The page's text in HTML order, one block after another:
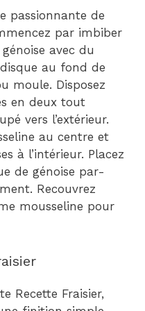
passionnante de
par imbiber
avec du
au fond de
moule. Disposez
en deux tout
vers l’extérieur.
au centre et
à l’intérieur. Placez
de génoise par-
Recouvrez
mousseline pour
Recette Fraisier,